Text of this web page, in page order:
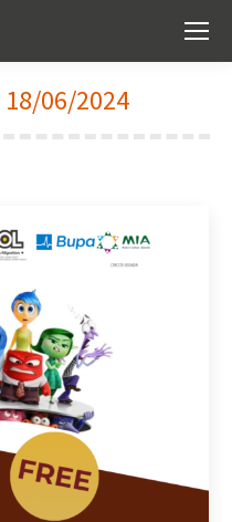
18/06/2024